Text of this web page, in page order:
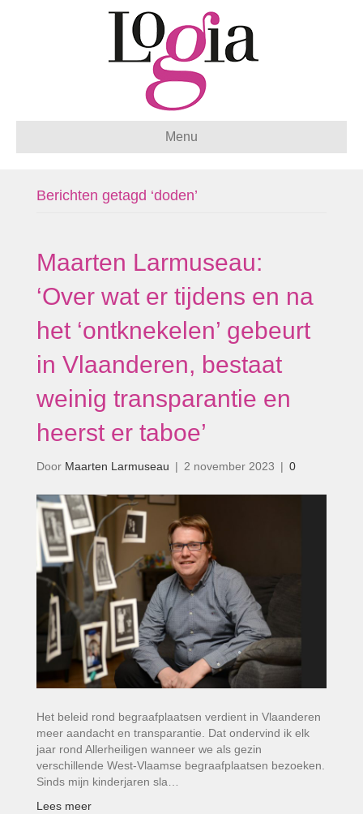
Menu
Berichten getagd ‘doden’
Maarten Larmuseau:
‘Over wat er tijdens en na
het ‘ontknekelen’ gebeurt
in Vlaanderen, bestaat
weinig transparantie en
heerst er taboe’
Door Maarten Larmuseau | 2 november 2023 | 0
Het beleid rond begraafplaatsen verdient in Vlaanderen
meer aandacht en transparantie. Dat ondervind ik elk
jaar rond Allerheiligen wanneer we als gezin
verschillende West-Vlaamse begraafplaatsen bezoeken.
Sinds mijn kinderjaren sla…
Lees meer